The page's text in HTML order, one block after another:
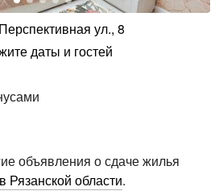
ул., 8
даты и гостей
объявления о сдаче жилья
в Рязанской области.